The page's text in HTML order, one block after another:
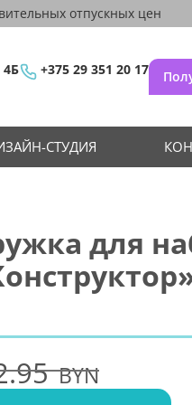
отпускных цен
+375 29 351 20 17
СТУДИЯ
для
BYN